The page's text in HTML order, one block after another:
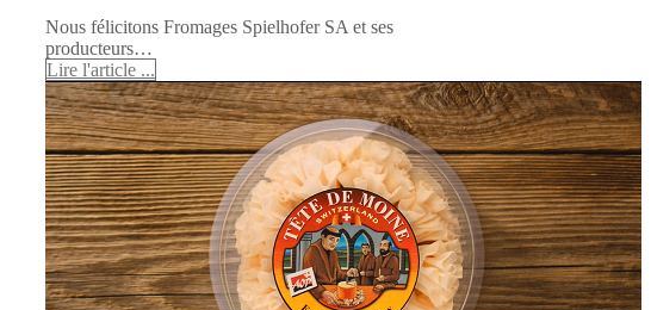
Nous félicitons Fromages Spielhofer SA et ses
producteurs…
Lire l'article ...